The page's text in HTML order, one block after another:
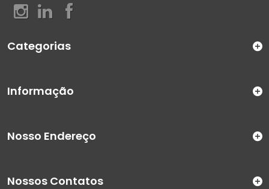
Categorias
Informação
Nosso Endereço
Nossos Contatos